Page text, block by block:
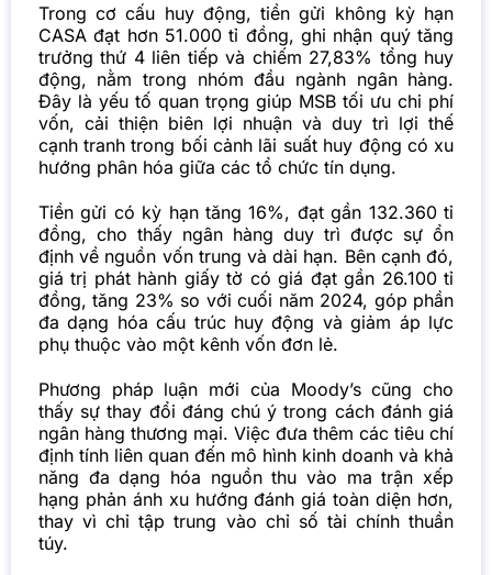
Trong cơ cấu huy động, tiền gửi không kỳ hạn
CASA đạt hơn 51.000 tỉ đồng, ghi nhận quý tăng
trưởng thứ 4 liên tiếp và chiếm 27,83% tổng huy
động, nằm trong nhóm đầu ngành ngân hàng.
Đây là yếu tố quan trọng giúp MSB tối ưu chi phí
vốn, cải thiện biên lợi nhuận và duy trì lợi thế
cạnh tranh trong bối cảnh lãi suất huy động có xu
hướng phân hóa giữa các tổ chức tín dụng.
Tiền gửi có kỳ hạn tăng 16%, đạt gần 132.360 tỉ
đồng, cho thấy ngân hàng duy trì được sự ổn
định về nguồn vốn trung và dài hạn. Bên cạnh đó,
giá trị phát hành giấy tờ có giá đạt gần 26.100 tỉ
đồng, tăng 23% so với cuối năm 2024, góp phần
đa dạng hóa cấu trúc huy động và giảm áp lực
phụ thuộc vào một kênh vốn đơn lẻ.
Phương pháp luận mới của Moody’s cũng cho
thấy sự thay đổi đáng chú ý trong cách đánh giá
ngân hàng thương mại. Việc đưa thêm các tiêu chí
định tính liên quan đến mô hình kinh doanh và khả
năng đa dạng hóa nguồn thu vào ma trận xếp
hạng phản ánh xu hướng đánh giá toàn diện hơn,
thay vì chỉ tập trung vào chỉ số tài chính thuần
túy.